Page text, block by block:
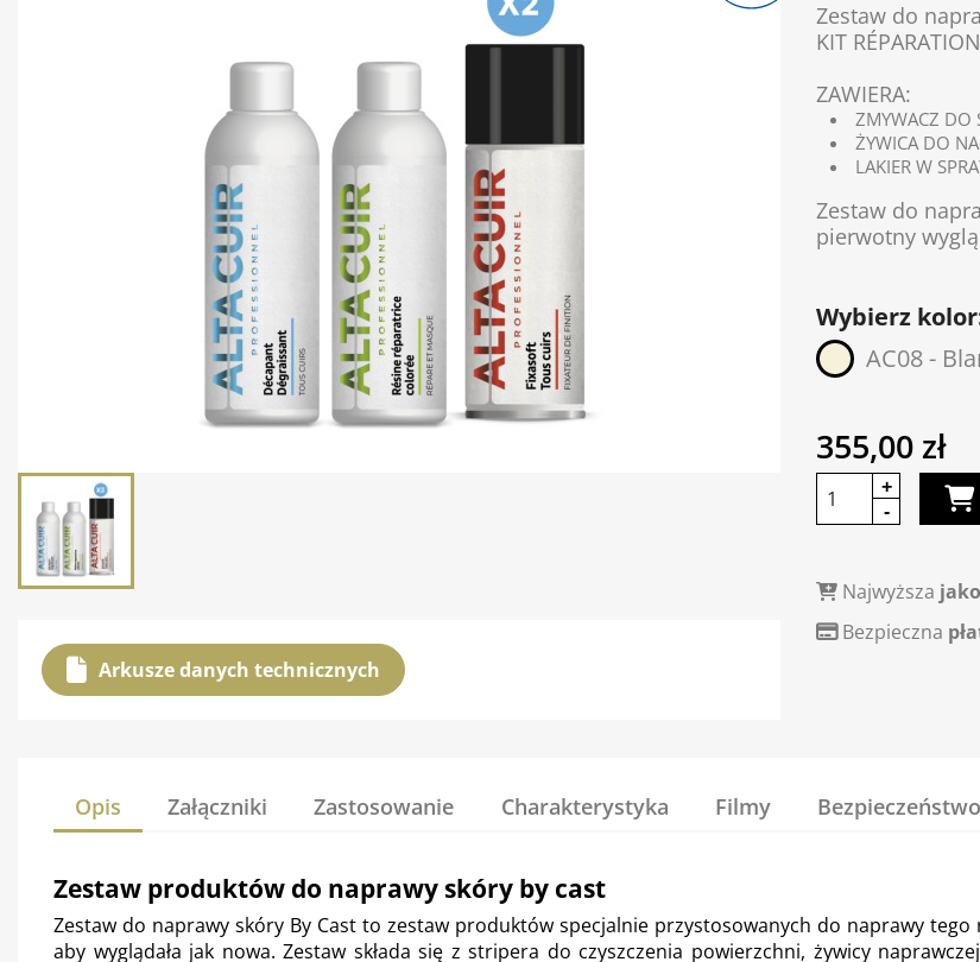
Arkusze danych technicznych
Zestaw do
KIT
ZAWIERA:
ZMYWACZ DO
ŻYWICA DO
LAKIER W
Zestaw do
pierwotny
Wybierz
AC08 -
355,00 zł
Najwyższa
Bezpieczna
Opis Załączniki Zastosowanie Charakterystyka Filmy Bezpieczeństwo
Zestaw produktów do naprawy skóry by cast
Zestaw do naprawy skóry By Cast to zestaw produktów specjalnie przystosowanych do naprawy
aby wyglądała jak nowa. Zestaw składa się z stripera do czyszczenia powierzchni, żywicy